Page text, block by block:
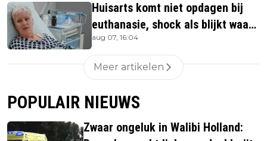
Huisarts komt niet opdagen bij
euthanasie, shock als blijkt waar
ze is
aug 07, 16:04
Meer artikelen
POPULAIR NIEUWS
Zwaar ongeluk in Walibi Holland: